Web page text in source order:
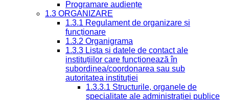
Programare audiențe
1.3 ORGANIZARE
1.3.1 Regulament de organizare și
funcționare
1.3.2 Organigrama
1.3.3 Lista și datele de contact ale
instituțiilor care funcționează în
subordinea/coordonarea sau sub
autoritatea instituției
1.3.3.1 Structurile, organele de
specialitate ale administrației publice